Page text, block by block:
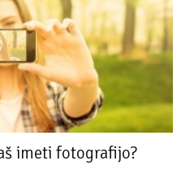
imeti fotografijo?